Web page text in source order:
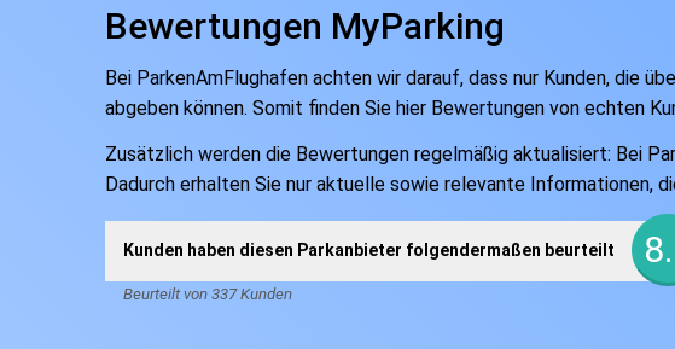
Bewertungen MyParking
Bei ParkenAmFlughafen achten wir darauf, dass nur Kunden, die
abgeben können. Somit finden Sie hier Bewertungen von echten
Zusätzlich werden die Bewertungen regelmäßig aktualisiert: Bei
Dadurch erhalten Sie nur aktuelle sowie relevante Informationen,
Kunden haben diesen Parkanbieter folgendermaßen beurteilt
Beurteilt von 337 Kunden